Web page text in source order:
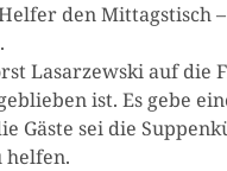
den Mittagstisch
Lasarzewski auf die
ist. Es gebe
Gäste sei die
helfen.